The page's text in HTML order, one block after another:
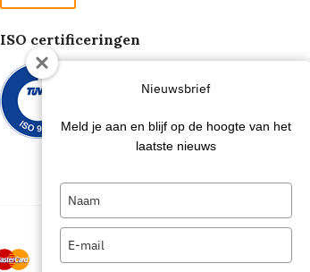
ISO certificeringen
Nieuwsbrief
Meld je aan en blijf op de hoogte van het
laatste nieuws
name